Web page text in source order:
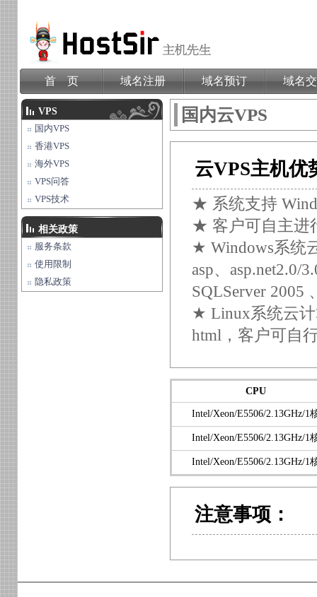
首 页 域名注册 域名预订 域名
VPS
国内VPS
香港VPS
海外VPS
VPS问答
VPS技术
相关政策
服务条款
使用限制
隐私政策
国内云VPS
云VPS主机优
★ 系统支持
★ 客户可自主进
★ Windows系统
asp、asp.net2.0/
SQLServer 2005
★ Linux系统云
html，客户可自
CPU
Intel/Xeon/E5506/2.13GHz/1
Intel/Xeon/E5506/2.13GHz/1
Intel/Xeon/E5506/2.13GHz/1
注意事项：